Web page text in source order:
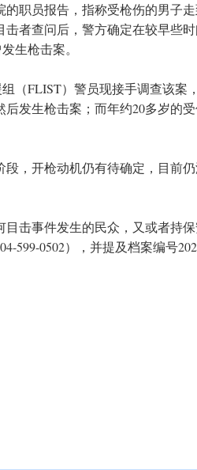
的职员报告，指称受枪伤的男子
击者查问后，警方确定在较早些
生枪击案。
（FLIST）警员现接手调查该案
发生枪击案；而年约20多岁的
段，开枪动机仍有待确定，目前
目击事件发生的民众，又或者持
599-0502），并提及档案编号